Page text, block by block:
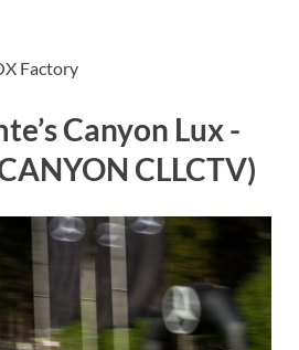
Factory
Canyon Lux -
CLLCTV)